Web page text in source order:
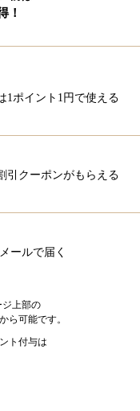
！
1ポイント1円で使える
引クーポンがもらえる
ールで届く
上部の
ら可能です。
ト付与は